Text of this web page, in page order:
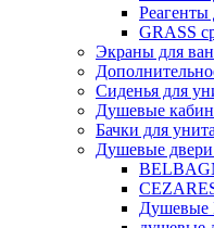
Реагенты
GRASS
Экраны для
Сиденья для
Душевые
Бачки для
Душевые
Душевые